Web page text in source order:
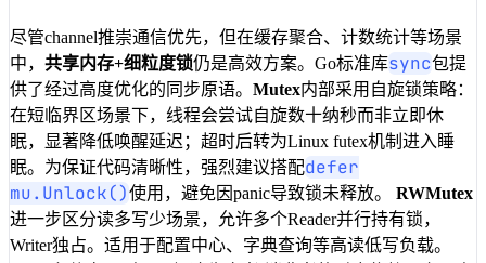
尽管channel推崇通信优先，但在缓存聚合、计数统计等场景
中， 共享内存+细粒度锁仍是高效方案。Go标准库sync包提
供了经过高度优化的同步原语。 Mutex内部采用自旋锁策略：
在短临界区场景下，线程会尝试自旋数十纳秒而非立即休
眠，显著降低唤醒延迟；超时后转为Linux futex机制进入睡
眠。为保证代码清晰性，强烈建议搭配defer
mu.Unlock()使用，避免因panic导致锁未释放。 RWMutex
进一步区分读多写少场景，允许多个Reader并行持有锁，
Writer独占。适用于配置中心、字典查询等高读低写负载。